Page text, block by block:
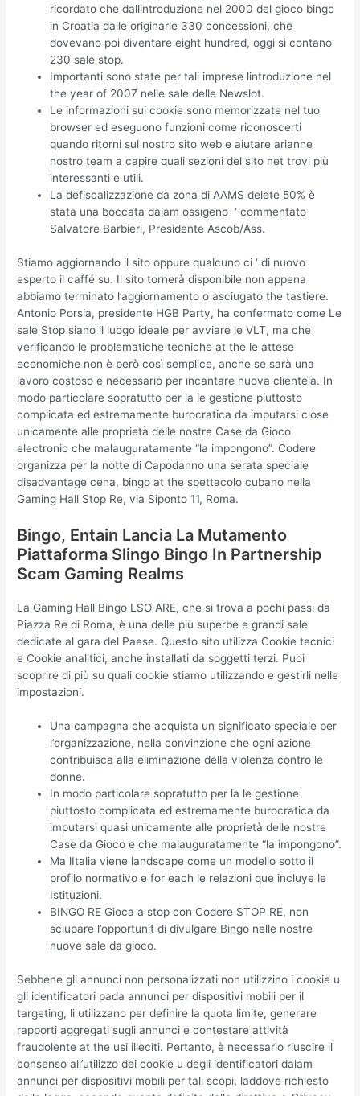
ricordato che dallintroduzione nel 2000 del gioco bingo
in Croatia dalle originarie 330 concessioni, che
dovevano poi diventare eight hundred, oggi si contano
230 sale stop.
Importanti sono state per tali imprese lintroduzione nel
the year of 2007 nelle sale delle Newslot.
Le informazioni sui cookie sono memorizzate nel tuo
browser ed eseguono funzioni come riconoscerti
quando ritorni sul nostro sito web e aiutare arianne
nostro team a capire quali sezioni del sito net trovi più
interessanti e utili.
La defiscalizzazione da zona di AAMS delete 50% è
stata una boccata dalam ossigeno  ‘ commentato
Salvatore Barbieri, Presidente Ascob/Ass.
Stiamo aggiornando il sito oppure qualcuno ci ‘ di nuovo
esperto il caffé su. Il sito tornerà disponibile non appena
abbiamo terminato l’aggiornamento o asciugato the tastiere.
Antonio Porsia, presidente HGB Party, ha confermato come Le
sale Stop siano il luogo ideale per avviare le VLT, ma che
verificando le problematiche tecniche at the le attese
economiche non è però così semplice, anche se sarà una
lavoro costoso e necessario per incantare nuova clientela. In
modo particolare sopratutto per la le gestione piuttosto
complicata ed estremamente burocratica da imputarsi close
unicamente alle proprietà delle nostre Case da Gioco
electronic che malauguratamente “la impongono”. Codere
organizza per la notte di Capodanno una serata speciale
disadvantage cena, bingo at the spettacolo cubano nella
Gaming Hall Stop Re, via Siponto 11, Roma.
Bingo, Entain Lancia La Mutamento
Piattaforma Slingo Bingo In Partnership
Scam Gaming Realms
La Gaming Hall Bingo LSO ARE, che si trova a pochi passi da
Piazza Re di Roma, è una delle più superbe e grandi sale
dedicate al gara del Paese. Questo sito utilizza Cookie tecnici
e Cookie analitici, anche installati da soggetti terzi. Puoi
scoprire di più su quali cookie stiamo utilizzando e gestirli nelle
impostazioni.
Una campagna che acquista un significato speciale per
l’organizzazione, nella convinzione che ogni azione
contribuisca alla eliminazione della violenza contro le
donne.
In modo particolare sopratutto per la le gestione
piuttosto complicata ed estremamente burocratica da
imputarsi quasi unicamente alle proprietà delle nostre
Case da Gioco e che malauguratamente “la impongono”.
Ma lItalia viene landscape come un modello sotto il
profilo normativo e for each le relazioni que incluye le
Istituzioni.
BINGO RE Gioca a stop con Codere STOP RE, non
sciupare l’opportunit di divulgare Bingo nelle nostre
nuove sale da gioco.
Sebbene gli annunci non personalizzati non utilizzino i cookie u
gli identificatori pada annunci per dispositivi mobili per il
targeting, li utilizzano per definire la quota limite, generare
rapporti aggregati sugli annunci e contestare attività
fraudolente at the usi illeciti. Pertanto, è necessario riuscire il
consenso all’utilizzo dei cookie u degli identificatori dalam
annunci per dispositivi mobili per tali scopi, laddove richiesto